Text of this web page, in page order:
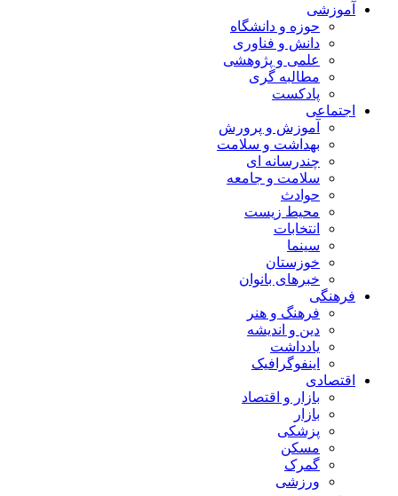
آموزشی
حوزه و دانشگاه
دانش و فناوری
علمی و پژوهشی
مطالبه گری
پادکست
اجتماعی
آموزش و پرورش
بهداشت و سلامت
چندرسانه ای
سلامت و جامعه
حوادث
محیط زیست
انتخابات
سینما
خوزستان
خبرهای بانوان
فرهنگی
فرهنگ و هنر
دین و اندیشه
یادداشت
اینفوگرافیک
اقتصادی
بازار و اقتصاد
بازار
پزشکی
مسکن
گمرک
ورزشی